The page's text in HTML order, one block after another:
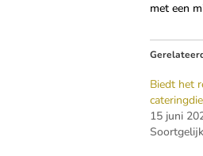
met een
Biedt het
15 juni